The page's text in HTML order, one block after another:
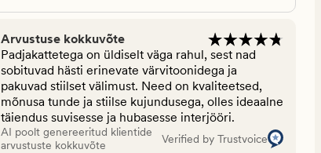
Arvustuse kokkuvõte
Padjakattetega on üldiselt väga rahul, sest nad
sobituvad hästi erinevate värvitoonidega ja
pakuvad stiilset välimust. Need on kvaliteetsed,
mõnusa tunde ja stiilse kujundusega, olles ideaalne
täiendus suvisesse ja hubasesse interjööri.
AI poolt genereeritud klientide
arvustuste kokkuvõte
Verified by Trustvoice